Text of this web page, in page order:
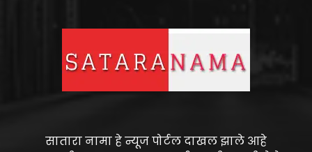
सातारा नामा हे न्यूज पोर्टल दाखल झाले आहे